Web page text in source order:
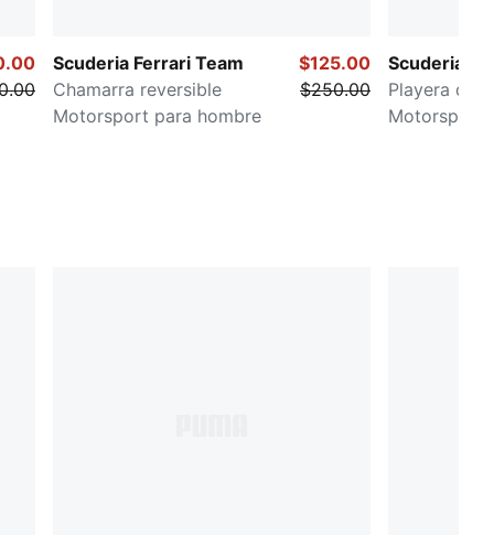
Scuderia Ferrari Team
Chamarra reversible
Motorsport para hombre
$125.00
$250.00
Scuderia
Playera de